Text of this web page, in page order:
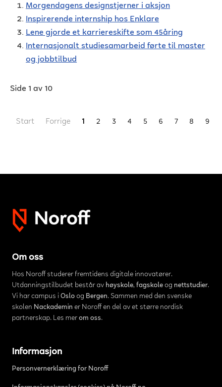
Morgendagens designstjerner i aksjon
Inspirerende internship hos Enklare
Lene gjorde et karriereskifte som 45åring
Internasjonalt studiesamarbeid førte til master
og jobbtilbud
Side 1 av 10
Start Forrige 1 2 3 4 5 6 7 8 9
Om oss
Hos Noroff studerer fremtidens digitale innovatører.
Utdanningstilbudet består av høyskole, fagskoleog nettstudier.
Vi har campus i Osloog Bergen. Sammen med den svenske
skolen Nackademin er Noroff en del av et større nordisk
partnerskap. Les mer om oss.
Informasjon
Personvernerklæring for Noroff